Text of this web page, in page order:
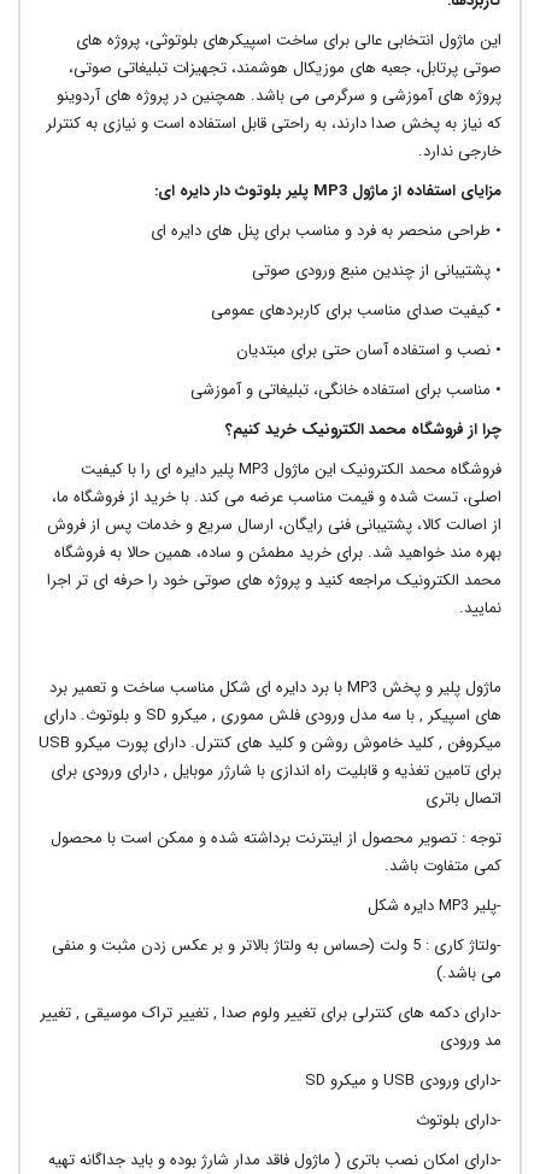
این ماژول انتخابی عالی برای ساخت اسپیکرهای بلوتوثی، پروژه های
صوتی پرتابل، جعبه های موزیکال هوشمند، تجهیزات تبلیغاتی صوتی،
پروژه های آموزشی و سرگرمی می باشد. همچنین در پروژه های آردوینو
که نیاز به پخش صدا دارند، به راحتی قابل استفاده است و نیازی به کنترلر
خارجی ندارد.
مزایای استفاده از ماژول MP3 پلیر بلوتوث دار دایره ای:
• طراحی منحصر به فرد و مناسب برای پنل های دایره ای
• پشتیبانی از چندین منبع ورودی صوتی
• کیفیت صدای مناسب برای کاربردهای عمومی
• نصب و استفاده آسان حتی برای مبتدیان
• مناسب برای استفاده خانگی، تبلیغاتی و آموزشی
چرا از فروشگاه محمد الکترونیک خرید کنیم؟
فروشگاه محمد الکترونیک این ماژول MP3 پلیر دایره ای را با کیفیت
اصلی، تست شده و قیمت مناسب عرضه می کند. با خرید از فروشگاه ما،
از اصالت کالا، پشتیبانی فنی رایگان، ارسال سریع و خدمات پس از فروش
بهره مند خواهید شد. برای خرید مطمئن و ساده، همین حالا به فروشگاه
محمد الکترونیک مراجعه کنید و پروژه های صوتی خود را حرفه ای تر اجرا
نمایید.
ماژول پلیر و پخش MP3 با برد دایره ای شکل مناسب ساخت و تعمیر برد
های اسپیکر , با سه مدل ورودی فلش مموری , میکرو SD و بلوتوث. دارای
میکروفن , کلید خاموش روشن و کلید های کنترل. دارای پورت میکرو USB
برای تامین تغذیه و قابلیت راه اندازی با شارژر موبایل , دارای ورودی برای
اتصال باتری
توجه : تصویر محصول از اینترنت برداشته شده و ممکن است با محصول
کمی متفاوت باشد.
-پلیر MP3 دایره شکل
-ولتاژ کاری : 5 ولت (حساس به ولتاژ بالاتر و بر عکس زدن مثبت و منفی
می باشد.)
-دارای دکمه های کنترلی برای تغییر ولوم صدا , تغییر تراک موسیقی , تغییر
مد ورودی
-دارای ورودی USB و میکرو SD
-دارای بلوتوث
-دارای امکان نصب باتری ( ماژول فاقد مدار شارژ بوده و باید جداگانه تهیه